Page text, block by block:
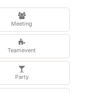
Meeting
Teamevent
Party